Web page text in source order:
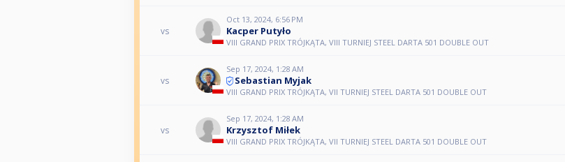
vs
Oct 13, 2024, 6:56 PM
Kacper Putyło
VIII GRAND PRIX TRÓJKĄTA, VIII TURNIEJ STEEL DARTA 501 DOUBLE OUT
vs
Sep 17, 2024, 1:28 AM
Sebastian Myjak
VIII GRAND PRIX TRÓJKĄTA, VII TURNIEJ STEEL DARTA 501 DOUBLE OUT
vs
Sep 17, 2024, 1:28 AM
Krzysztof Miłek
VIII GRAND PRIX TRÓJKĄTA, VII TURNIEJ STEEL DARTA 501 DOUBLE OUT